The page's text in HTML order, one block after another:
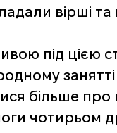
вірші
під цією
більше
чотирьом